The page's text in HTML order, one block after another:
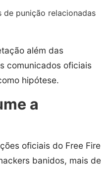
de punição relacionadas
além das
comunicados oficiais
hipótese.
a
oficiais do Free Fire
banidos, mais de